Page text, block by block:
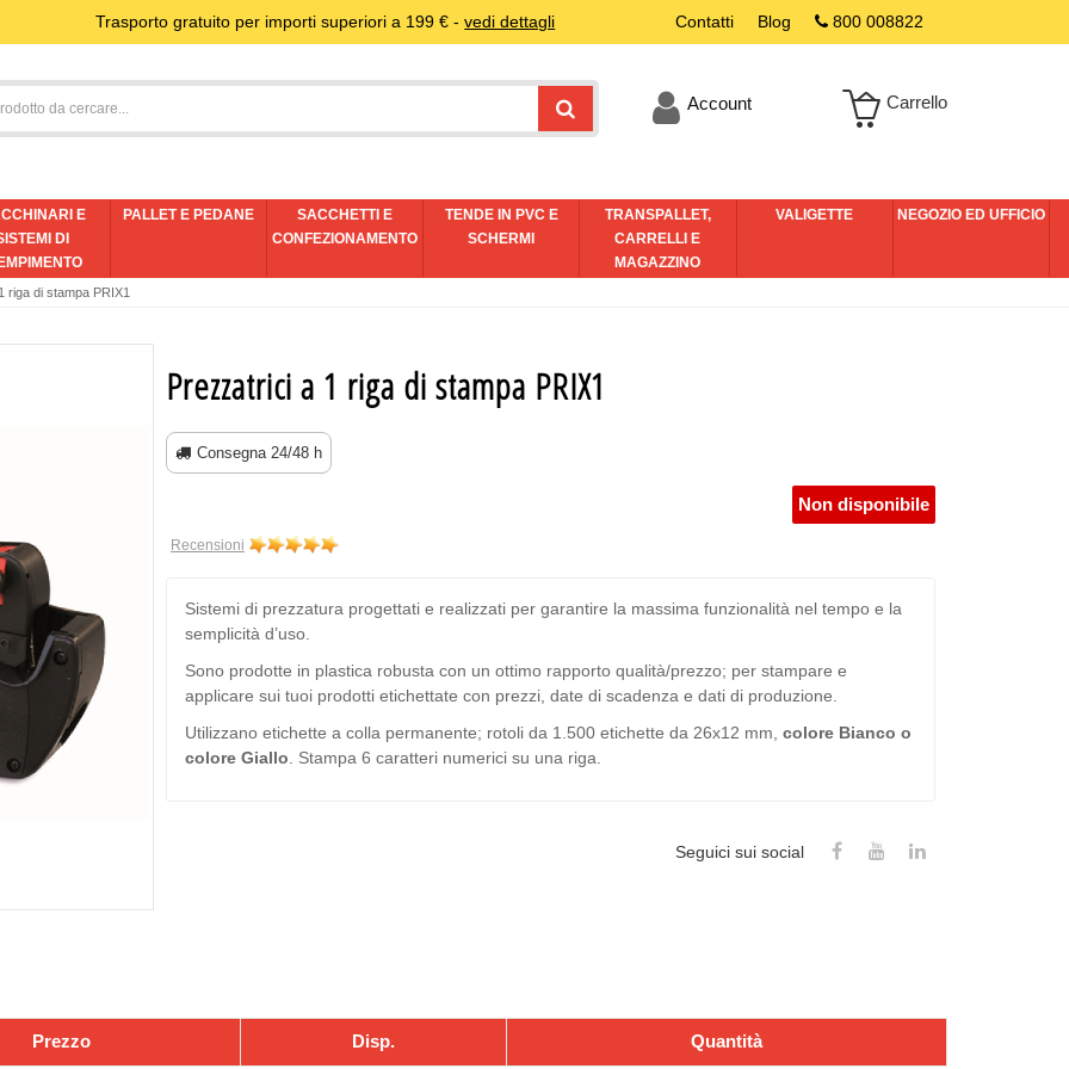
Trasporto gratuito per importi superiori a 199 € -vedi dettagli 800 008822
Blog
Contatti
Account Carrello
E
DI
PALLET E PEDANE
SACCHETTI E
CONFEZIONAMENTO
TENDE IN PVC E
SCHERMI
TRANSPALLET,
CARRELLI E
MAGAZZINO
VALIGETTE NEGOZIO ED UFFICIO
riga di stampa PRIX1
Prezzatrici a 1 riga di stampa PRIX1
Consegna 24/48 h
Non disponibile
Recensioni
Sistemi di prezzatura progettati e realizzati per garantire la massima funzionalità nel tempo e la
semplicità d’uso.
Sono prodotte in plastica robusta con un ottimo rapporto qualità/prezzo; per stampare e
applicare sui tuoi prodotti etichettate con prezzi, date di scadenza e dati di produzione.
Utilizzano etichette a colla permanente; rotoli da 1.500 etichette da 26x12 mm, colore Bianco o
colore Giallo. Stampa 6 caratteri numerici su una riga.
Seguici sui social
Prezzo Disp. Quantità